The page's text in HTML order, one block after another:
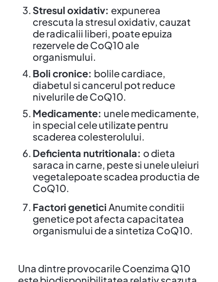
Stresul oxidativ: expunerea
crescuta la stresul oxidativ, cauzat
de radicalii liberi, poate epuiza
rezervele de CoQ10 ale
organismului.
Boli cronice: bolile cardiace,
diabetul si cancerul pot reduce
nivelurile de CoQ10.
Medicamente: unele medicamente,
in special cele utilizate pentru
scaderea colesterolului.
Deficienta nutritionala: o dieta
saraca in carne, peste si unele uleiuri
vegetalepoate scadea productia de
CoQ10.
Factori genetici Anumite conditii
genetice pot afecta capacitatea
organismului de a sintetiza CoQ10.
Una dintre provocarile Coenzima Q10
este biodisponibilitatea relativ scazuta